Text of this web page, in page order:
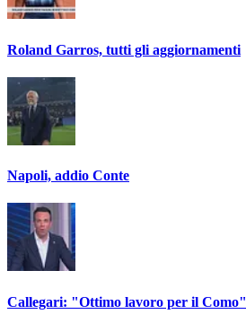
Roland Garros, tutti gli aggiornamenti
Napoli, addio Conte
Callegari: "Ottimo lavoro per il Como"